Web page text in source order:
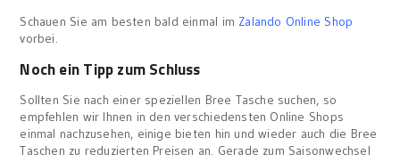
Schauen Sie am besten bald einmal im Zalando Online Shop
vorbei.
Noch ein Tipp zum Schluss
Sollten Sie nach einer speziellen Bree Tasche suchen, so
empfehlen wir Ihnen in den verschiedensten Online Shops
einmal nachzusehen, einige bieten hin und wieder auch die Bree
Taschen zu reduzierten Preisen an. Gerade zum Saisonwechsel